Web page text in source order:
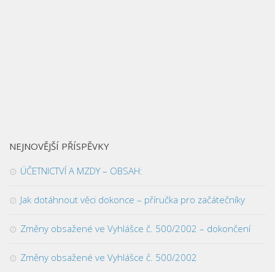
NEJNOVĚJŠÍ PŘÍSPĚVKY
ÚČETNICTVÍ A MZDY – OBSAH:
Jak dotáhnout věci dokonce – příručka pro začátečníky
Změny obsažené ve Vyhlášce č. 500/2002 – dokončení
Změny obsažené ve Vyhlášce č. 500/2002